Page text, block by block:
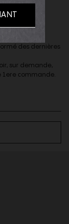
des dernières
sur demande,
1ere commande.